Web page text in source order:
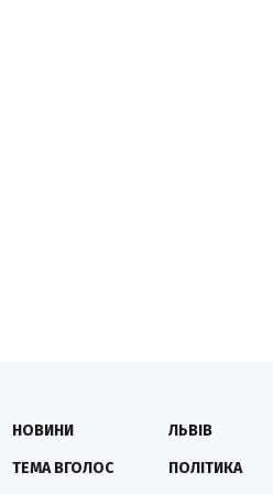
НОВИНИ
ТЕМА ВГОЛОС
ЛЬВІВ
ПОЛІТИКА